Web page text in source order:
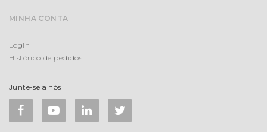
MINHA CONTA
Login
Histórico de pedidos
Junte-se a nós